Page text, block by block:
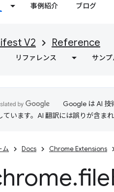
事例紹介 ブログ
V2 Reference
リファレンス サンプ
Google は AI 技
ています。AI 翻訳には誤りが含まれ
ム Docs Chrome Extensions
.file